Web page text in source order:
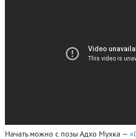
Начать можно с позы Адхо Мухка —